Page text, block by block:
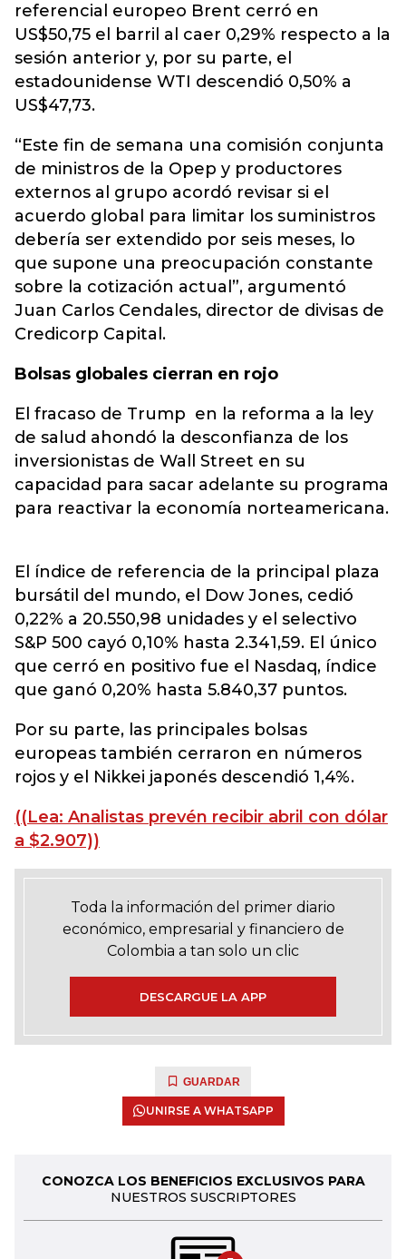
referencial europeo Brent cerró en
US$50,75 el barril al caer 0,29% respecto a la
sesión anterior y, por su parte, el
estadounidense WTI descendió 0,50% a
US$47,73.
“Este fin de semana una comisión conjunta
de ministros de la Opep y productores
externos al grupo acordó revisar si el
acuerdo global para limitar los suministros
debería ser extendido por seis meses, lo
que supone una preocupación constante
sobre la cotización actual”, argumentó
Juan Carlos Cendales, director de divisas de
Credicorp Capital.
Bolsas globales cierran en rojo
El fracaso de Trump en la reforma a la ley
de salud ahondó la desconfianza de los
inversionistas de Wall Street en su
capacidad para sacar adelante su programa
para reactivar la economía norteamericana.
El índice de referencia de la principal plaza
bursátil del mundo, el Dow Jones, cedió
0,22% a 20.550,98 unidades y el selectivo
S&P 500 cayó 0,10% hasta 2.341,59. El único
que cerró en positivo fue el Nasdaq, índice
que ganó 0,20% hasta 5.840,37 puntos.
Por su parte, las principales bolsas
europeas también cerraron en números
rojos y el Nikkei japonés descendió 1,4%.
((Lea: Analistas prevén recibir abril con dólar
a $2.907))
Toda la información del primer diario
económico, empresarial y financiero de
Colombia a tan solo un clic
DESCARGUE LA APP
GUARDAR
UNIRSE A WHATSAPP
CONOZCA LOS BENEFICIOS EXCLUSIVOS PARA
NUESTROS SUSCRIPTORES